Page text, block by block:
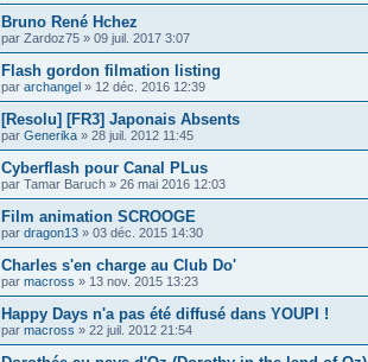
Bruno René Hchez
par Zardoz75 » 09 juil. 2017 3:07
Flash gordon filmation listing
par archangel » 12 déc. 2016 12:39
[Resolu] [FR3] Japonais Absents
par Generika » 28 juil. 2012 11:45
Cyberflash pour Canal PLus
par Tamar Baruch » 26 mai 2016 12:03
Film animation SCROOGE
par dragon13 » 03 déc. 2015 14:30
Charles s'en charge au Club Do'
par macross » 13 nov. 2015 13:23
Happy Days n'a pas été diffusé dans YOUPI !
par macross » 22 juil. 2012 21:54